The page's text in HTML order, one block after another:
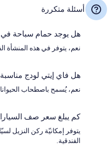
أسئلة متكررة
هل يوجد حمام سباحة في
نعم، يتوفر في هذه
هل فاي إيتي لودج
نعم، يُسمح باصطحاب
كم يبلغ سعر صف
يتوفر إمكانيّة ركن النزيل
الفندقية.